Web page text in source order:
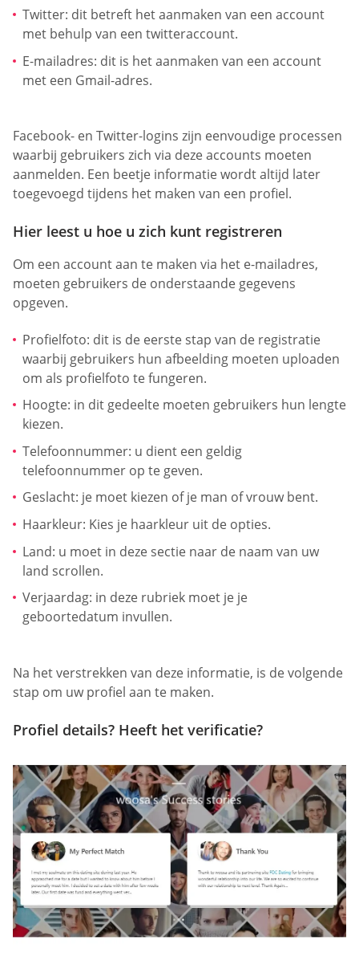
Twitter: dit betreft het aanmaken van een account
met behulp van een twitteraccount.
E-mailadres: dit is het aanmaken van een account
met een Gmail-adres.
Facebook- en Twitter-logins zijn eenvoudige processen
waarbij gebruikers zich via deze accounts moeten
aanmelden. Een beetje informatie wordt altijd later
toegevoegd tijdens het maken van een profiel.
Hier leest u hoe u zich kunt registreren
Om een account aan te maken via het e-mailadres,
moeten gebruikers de onderstaande gegevens
opgeven.
Profielfoto: dit is de eerste stap van de registratie
waarbij gebruikers hun afbeelding moeten uploaden
om als profielfoto te fungeren.
Hoogte: in dit gedeelte moeten gebruikers hun lengte
kiezen.
Telefoonnummer: u dient een geldig
telefoonnummer op te geven.
Geslacht: je moet kiezen of je man of vrouw bent.
Haarkleur: Kies je haarkleur uit de opties.
Land: u moet in deze sectie naar de naam van uw
land scrollen.
Verjaardag: in deze rubriek moet je je
geboortedatum invullen.
Na het verstrekken van deze informatie, is de volgende
stap om uw profiel aan te maken.
Profiel details? Heeft het verificatie?